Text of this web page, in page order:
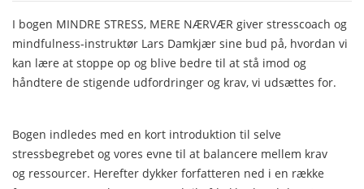
I bogen MINDRE STRESS, MERE NÆRVÆR giver stresscoach og
mindfulness-instruktør Lars Damkjær sine bud på, hvordan vi
kan lære at stoppe op og blive bedre til at stå imod og
håndtere de stigende udfordringer og krav, vi udsættes for.
Bogen indledes med en kort introduktion til selve
stressbegrebet og vores evne til at balancere mellem krav
og ressourcer. Herefter dykker forfatteren ned i en række